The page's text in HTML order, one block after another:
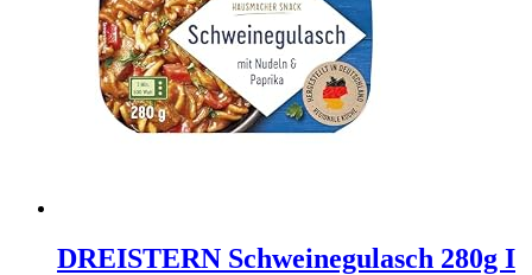
DREISTERN Schweinegulasch 280g I